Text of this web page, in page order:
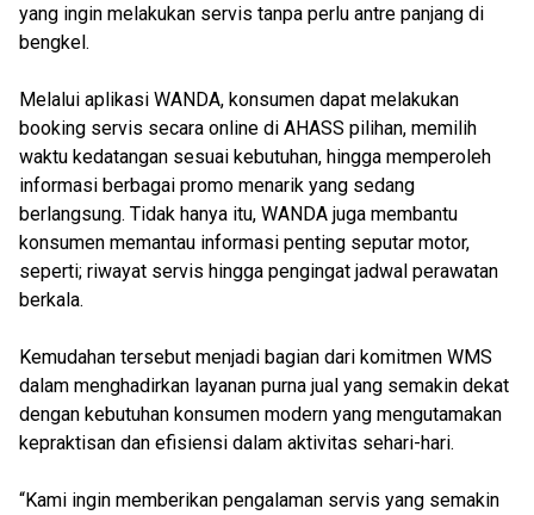
yang ingin melakukan servis tanpa perlu antre panjang di
bengkel.
Melalui aplikasi WANDA, konsumen dapat melakukan
booking servis secara online di AHASS pilihan, memilih
waktu kedatangan sesuai kebutuhan, hingga memperoleh
informasi berbagai promo menarik yang sedang
berlangsung. Tidak hanya itu, WANDA juga membantu
konsumen memantau informasi penting seputar motor,
seperti; riwayat servis hingga pengingat jadwal perawatan
berkala.
Kemudahan tersebut menjadi bagian dari komitmen WMS
dalam menghadirkan layanan purna jual yang semakin dekat
dengan kebutuhan konsumen modern yang mengutamakan
kepraktisan dan efisiensi dalam aktivitas sehari-hari.
“Kami ingin memberikan pengalaman servis yang semakin